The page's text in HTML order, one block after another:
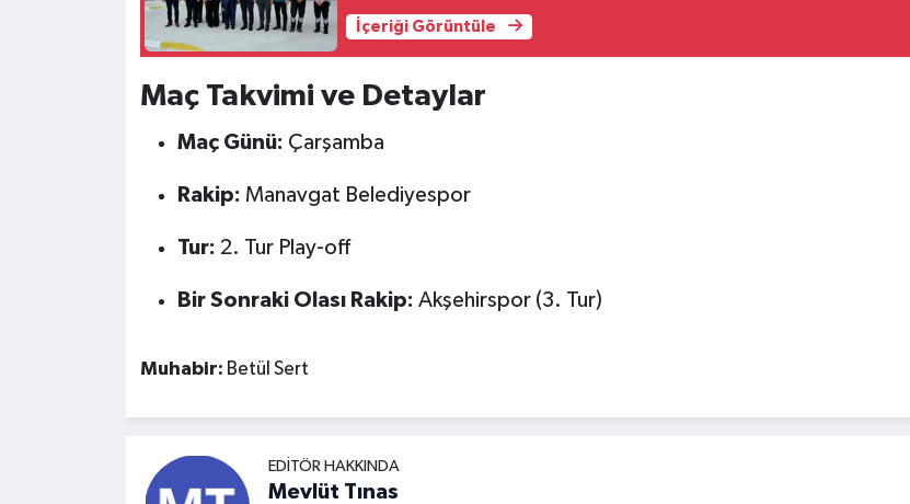
İçeriği Görüntüle
Maç Takvimi ve Detaylar
Maç Günü: Çarşamba
Rakip: Manavgat Belediyespor
Tur: 2. Tur Play-off
Bir Sonraki Olası Rakip: Akşehirspor (3. Tur)
Muhabir: Betül Sert
EDITÖR HAKKINDA
Mevlüt Tınas